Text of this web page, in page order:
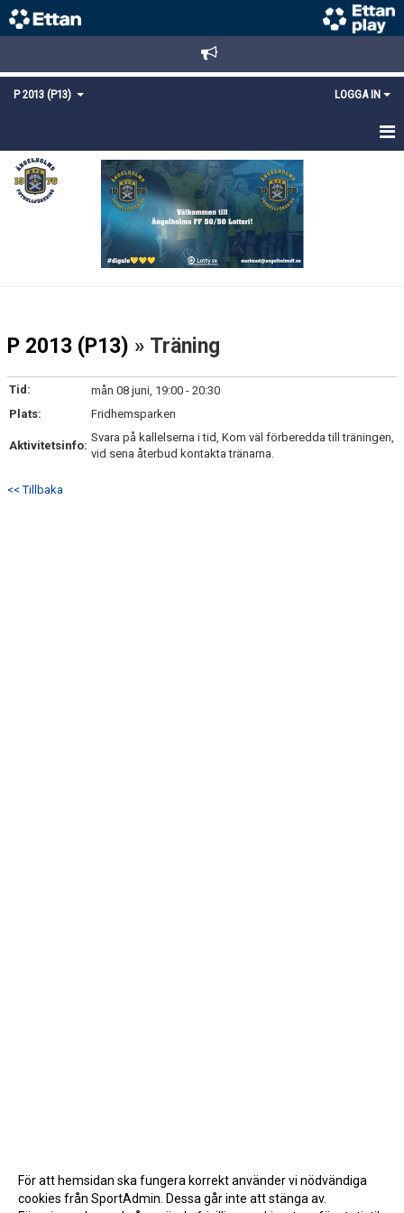
P 2013 (P13) LOGGA IN
HEM
NYHETER
P 2013 (P13) » Träning
Tid:
mån 08 juni, 19:00 - 20:30
Plats:
Fridhemsparken
Aktivitetsinfo:
Svara på kallelserna i tid, Kom väl förberedda till träningen,
vid sena återbud kontakta tränarna.
<< Tillbaka
För att hemsidan ska fungera korrekt använder vi nödvändiga
cookies från SportAdmin. Dessa går inte att stänga av.